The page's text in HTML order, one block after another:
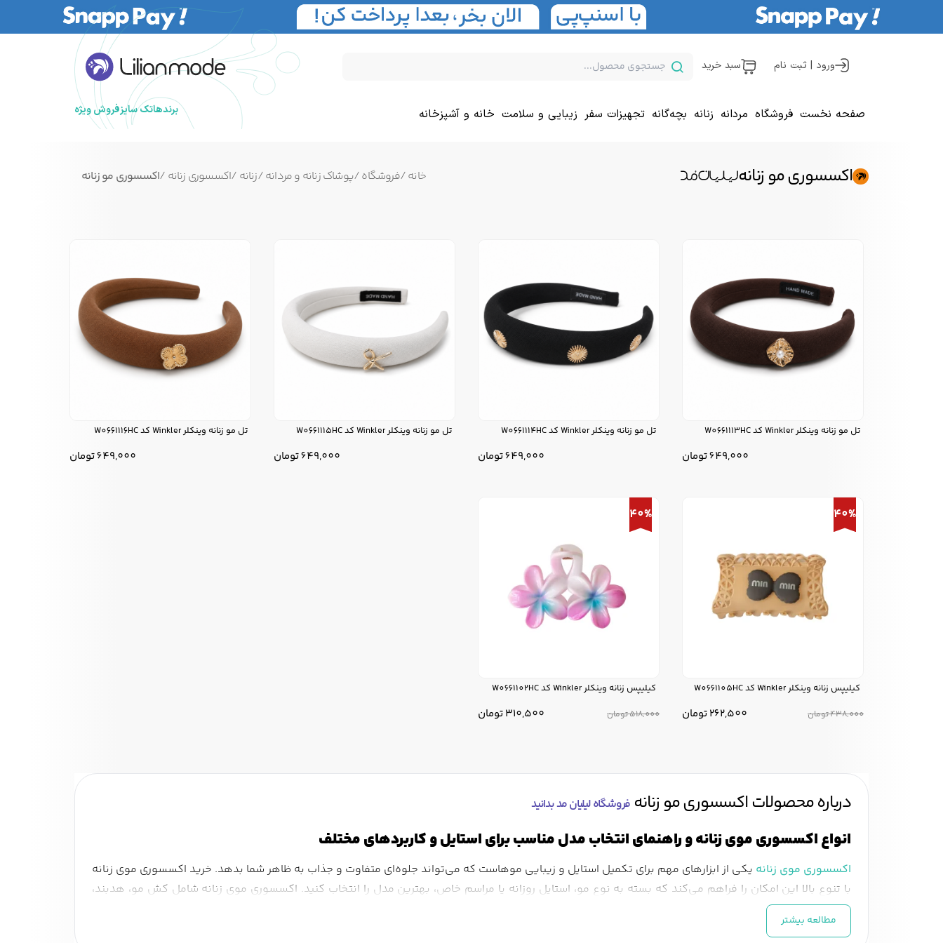
سبد خرید ورود | ثبت نام
صفحه نخست فروشگاه مردانه زنانه بچه‌گانه تجهیزات سفر زیبایی و سلامت خانه و آشپزخانه برندهاتک سایزفروش ویژه
اکسسوری مو زنانه خانه/فروشگاه/پوشاک زنانه و مردانه/زنانه /اکسسوری زنانه /اکسسوری مو زنانه
تل مو زنانه وینکلر Winkler کد W0661113HC
649,000تومان
تل مو زنانه وینکلر Winkler کد W0661114HC
649,000تومان
تل مو زنانه وینکلر Winkler کد W0661115HC
649,000تومان
تل مو زنانه وینکلر Winkler کد W0661116HC
649,000تومان
40%
کیلیپس زنانه وینکلر Winkler کد W0661105HC
438,000تومان 262,500تومان
40%
کیلیپس زنانه وینکلر Winkler کد W0661102HC
518,000تومان 310,500تومان
درباره محصولات اکسسوری مو زنانه فروشگاه لیلیان مد بدانید
انواع اکسسوری موی زنانه و راهنمای انتخاب مدل مناسب برای استایل و کاربردهای مختلف
اکسسوری موی زنانه یکی از ابزارهای مهم برای تکمیل استایل و زیبایی موهاست که می‌تواند جلوه‌ای متفاوت و جذاب به ظاهر شما بدهد. خرید اکسسوری موی زنانه
با تنوع بالا این امکان را فراهم می‌کند که بسته به نوع مو، استایل روزانه یا مراسم خاص، بهترین مدل را انتخاب کنید. اکسسوری موی زنانه شامل کش مو، هدبند،
سنجاق سر، کلیپس و گیره مو، تور مو و روبان‌های مختلف است که هرکدام کاربرد و جلوه ویژه‌ای دارند.
کش مو و گیره‌های کاربردی
مطالعه بیشتر